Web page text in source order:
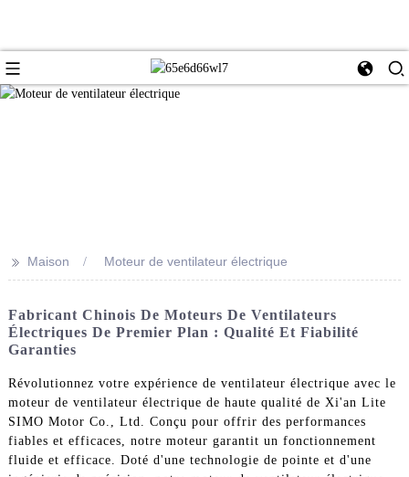
>> Maison Moteur de ventilateur électrique
Fabricant Chinois De Moteurs De Ventilateurs
Électriques De Premier Plan : Qualité Et Fiabilité
Garanties
Révolutionnez votre expérience de ventilateur électrique avec le
moteur de ventilateur électrique de haute qualité de Xi'an Lite
SIMO Motor Co., Ltd. Conçu pour offrir des performances
fiables et efficaces, notre moteur garantit un fonctionnement
fluide et efficace. Doté d'une technologie de pointe et d'une